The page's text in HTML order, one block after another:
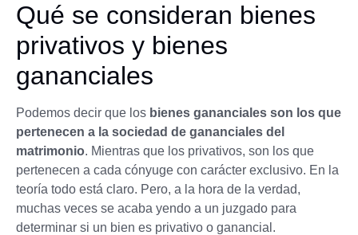
Qué se consideran bienes
privativos y bienes
gananciales
Podemos decir que los bienes gananciales son los que
pertenecen a la sociedad de gananciales del
matrimonio. Mientras que los privativos, son los que
pertenecen a cada cónyuge con carácter exclusivo. En la
teoría todo está claro. Pero, a la hora de la verdad,
muchas veces se acaba yendo a un juzgado para
determinar si un bien es privativo o ganancial.